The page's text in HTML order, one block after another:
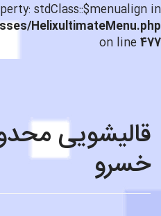
stdClass::$menualign in
HelixultimateMenu.php
on line477
قالیشویی
خسرو